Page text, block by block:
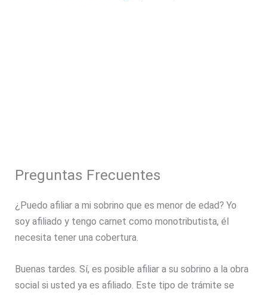
Preguntas Frecuentes
¿Puedo afiliar a mi sobrino que es menor de edad? Yo
soy afiliado y tengo carnet como monotributista, él
necesita tener una cobertura.
Buenas tardes. Sí, es posible afiliar a su sobrino a la obra
social si usted ya es afiliado. Este tipo de trámite se